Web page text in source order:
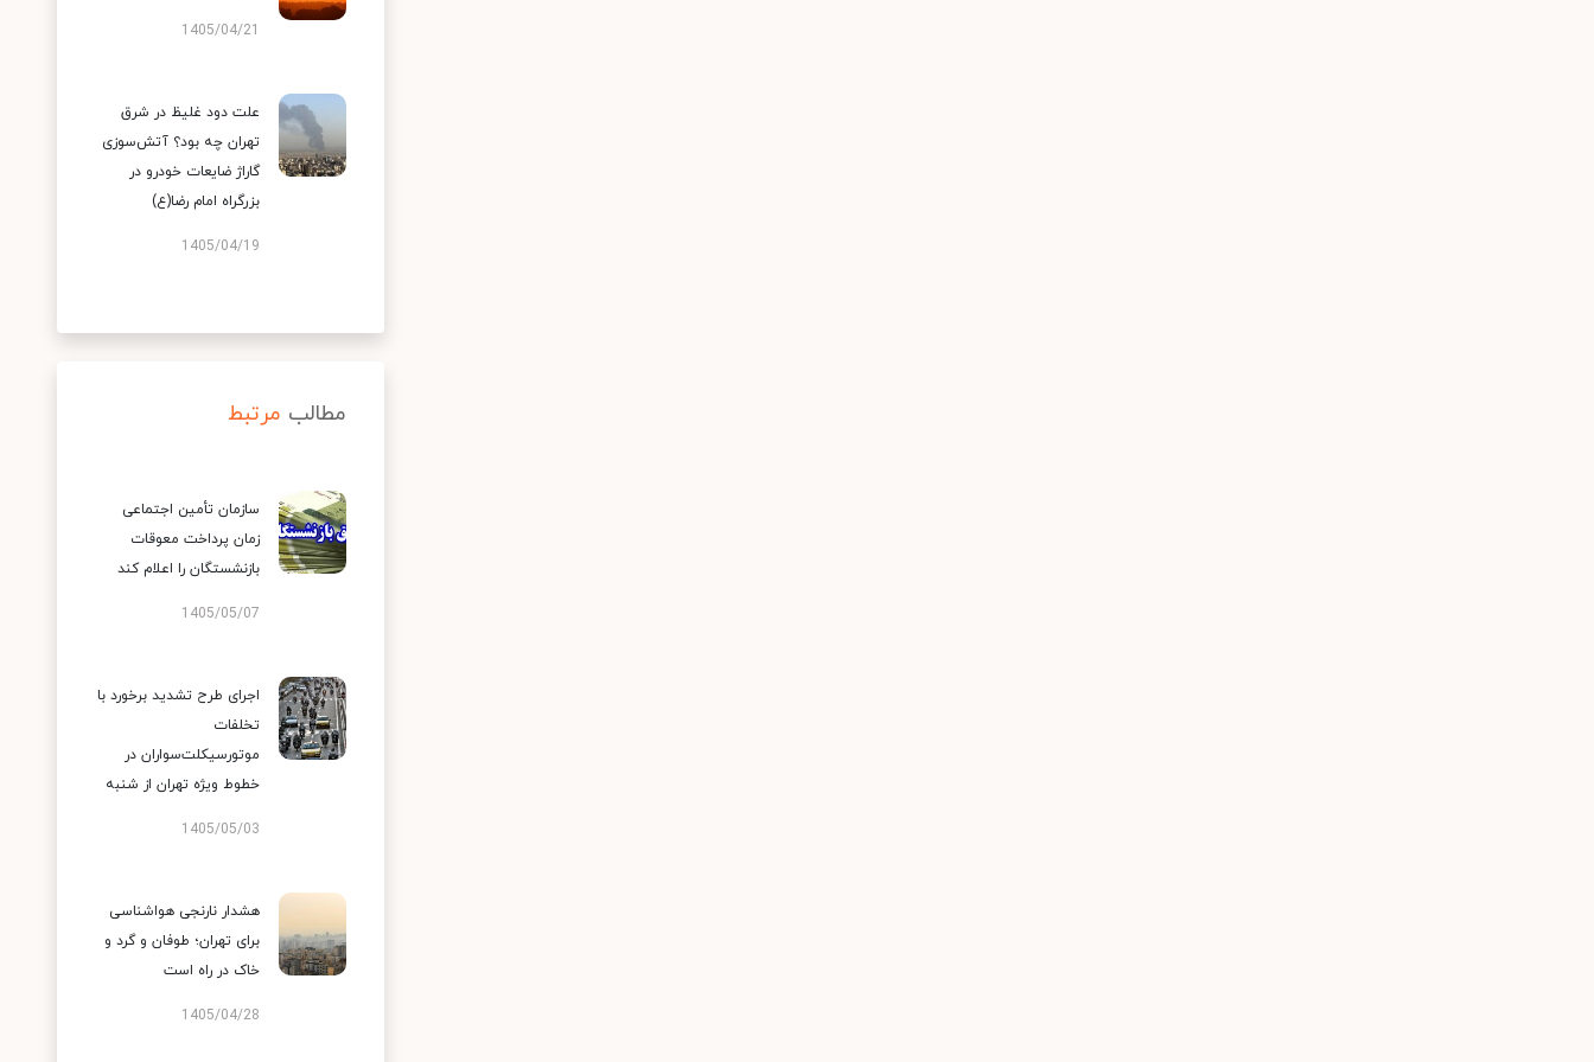
1405/04/21
علت دود غلیظ در شرق
تهران چه بود؟ آتش‌سوزی
گاراژ ضایعات خودرو در
بزرگراه امام رضا(ع)
1405/04/19
مطالب مرتبط
سازمان تأمین اجتماعی
زمان پرداخت معوقات
بازنشستگان را اعلام کند
1405/05/07
اجرای طرح تشدید برخورد با
تخلفات
موتورسیکلت‌سواران در
خطوط ویژه تهران از شنبه
1405/05/03
هشدار نارنجی هواشناسی
برای تهران؛ طوفان و گرد و
خاک در راه است
1405/04/28